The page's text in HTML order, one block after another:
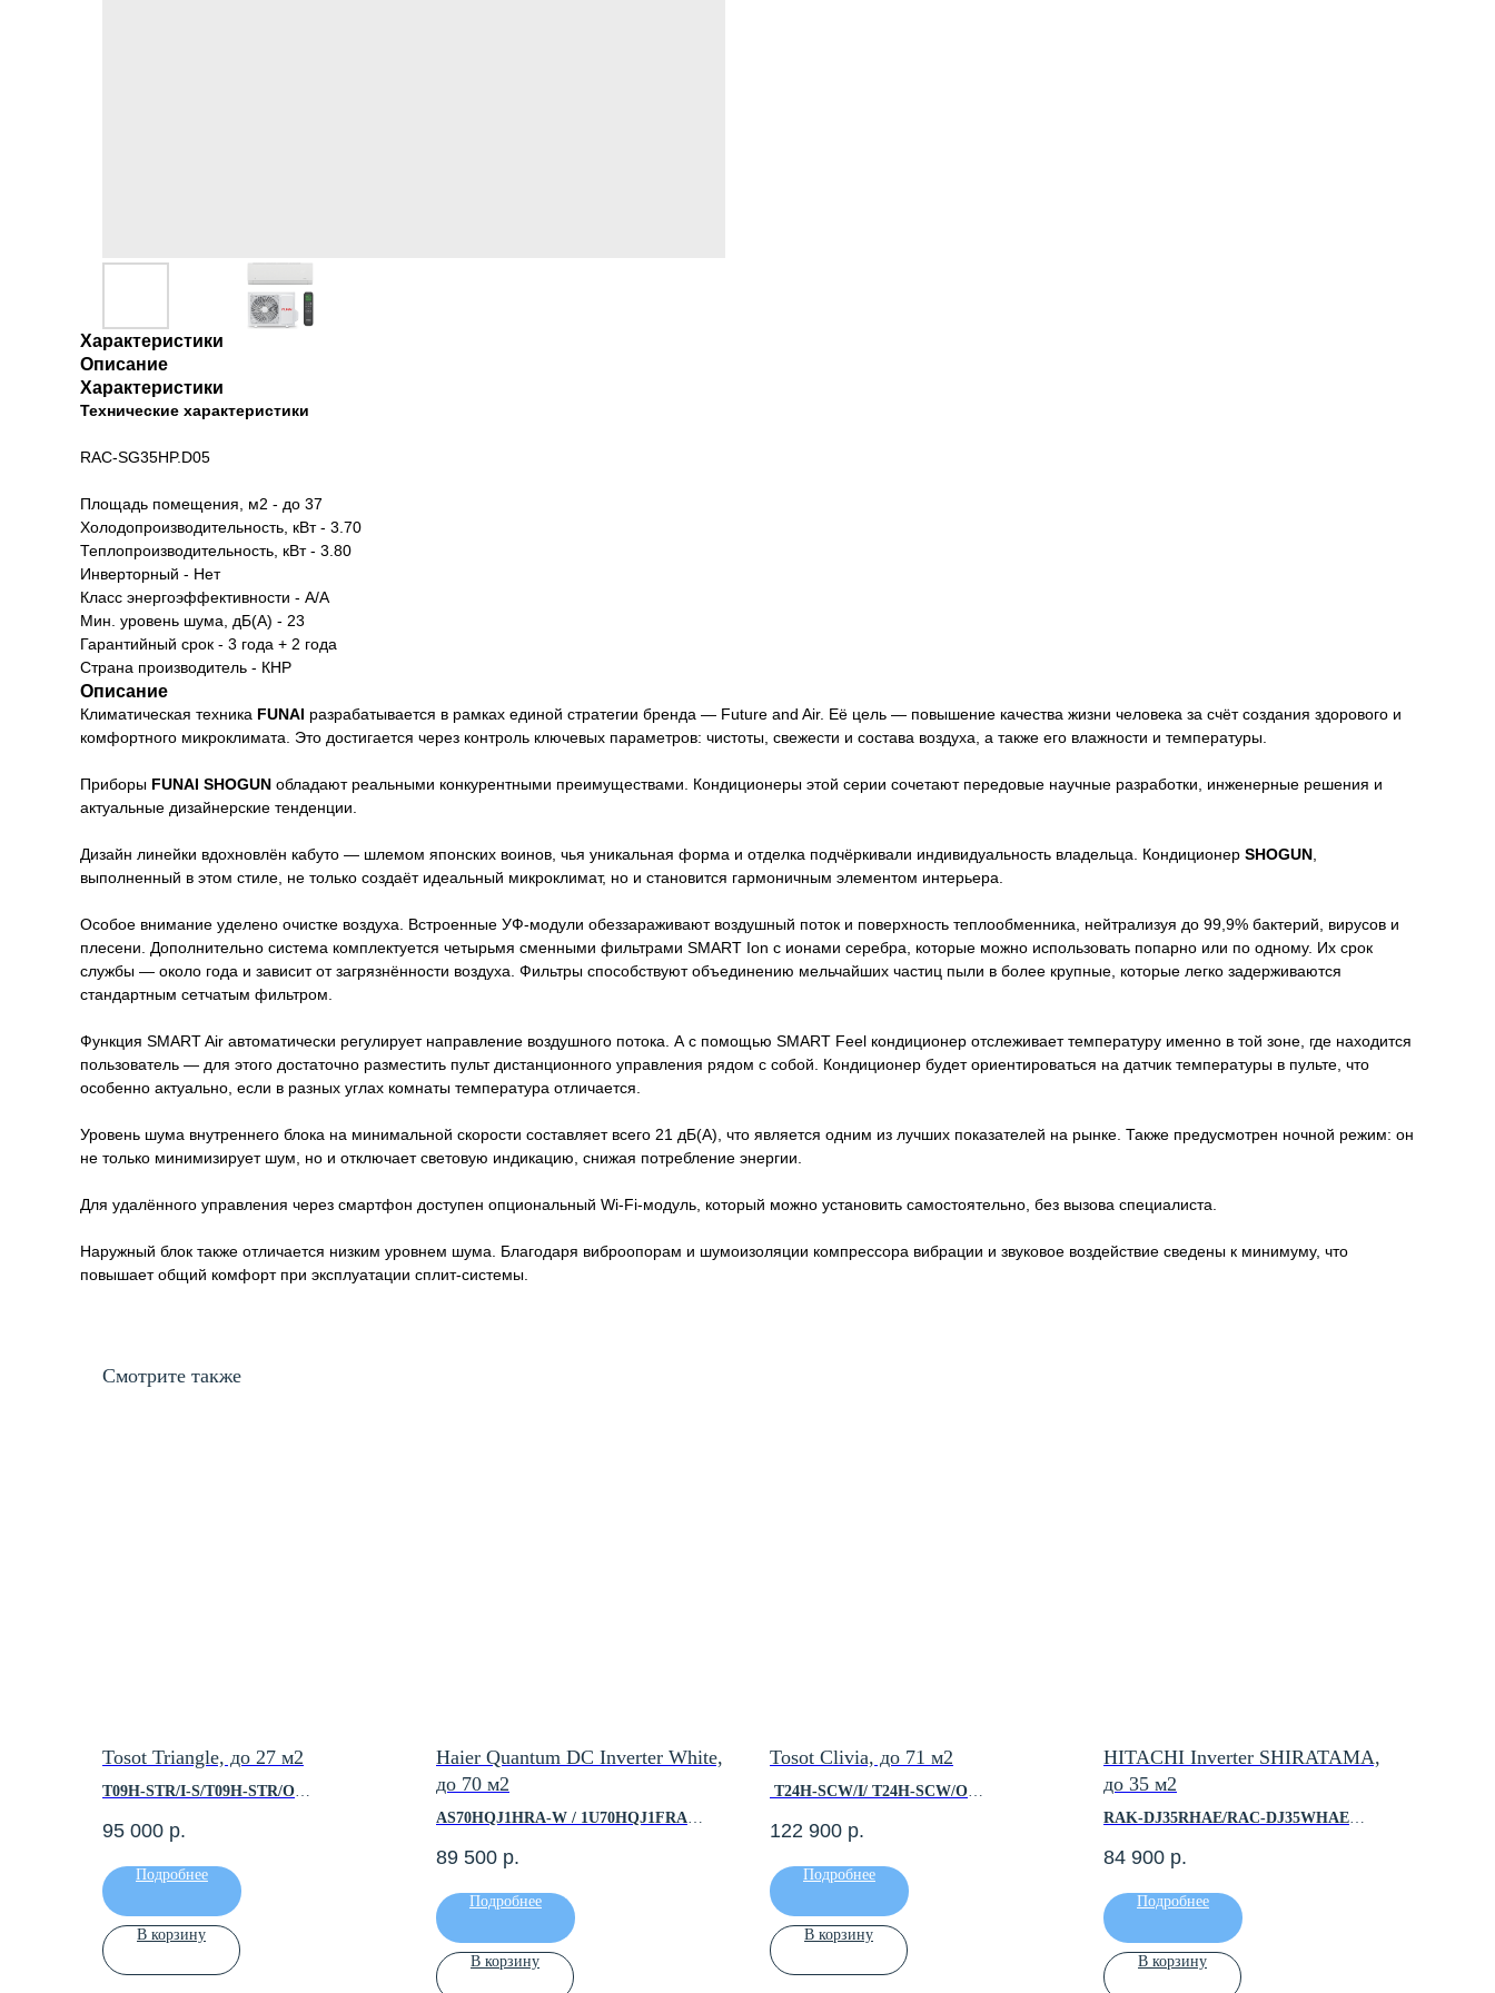
Характеристики
Описание
Характеристики
Технические характеристики
RAC-SG35HP.D05
Площадь помещения, м2 - до 37
Холодопроизводительность, кВт - 3.70
Теплопроизводительность, кВт - 3.80
Инверторный - Нет
Класс энергоэффективности - А/A
Мин. уровень шума, дБ(А) - 23
Гарантийный срок - 3 года + 2 года
Страна производитель - КНР
Описание
Климатическая техника FUNAI разрабатывается в рамках единой стратегии бренда — Future and Air. Её цель — повышение качества жизни человека за счёт создания здорового и
комфортного микроклимата. Это достигается через контроль ключевых параметров: чистоты, свежести и состава воздуха, а также его влажности и температуры.
Приборы FUNAI SHOGUN обладают реальными конкурентными преимуществами. Кондиционеры этой серии сочетают передовые научные разработки, инженерные решения и
актуальные дизайнерские тенденции.
Дизайн линейки вдохновлён кабуто — шлемом японских воинов, чья уникальная форма и отделка подчёркивали индивидуальность владельца. Кондиционер SHOGUN
выполненный в этом стиле, не только создаёт идеальный микроклимат, но и становится гармоничным элементом интерьера.
Особое внимание уделено очистке воздуха. Встроенные УФ-модули обеззараживают воздушный поток и поверхность теплообменника, нейтрализуя до 99,9% бактерий, вирусов и
плесени. Дополнительно система комплектуется четырьмя сменными фильтрами SMART Ion с ионами серебра, которые можно использовать попарно или по одному. Их срок
службы — около года и зависит от загрязнённости воздуха. Фильтры способствуют объединению мельчайших частиц пыли в более крупные, которые легко задерживаются
стандартным сетчатым фильтром.
Функция SMART Air автоматически регулирует направление воздушного потока. А с помощью SMART Feel кондиционер отслеживает температуру именно в той зоне, где находится
пользователь — для этого достаточно разместить пульт дистанционного управления рядом с собой. Кондиционер будет ориентироваться на датчик температуры в пульте, что
особенно актуально, если в разных углах комнаты температура отличается.
Уровень шума внутреннего блока на минимальной скорости составляет всего 21 дБ(А), что является одним из лучших показателей на рынке. Также предусмотрен ночной режим: он
не только минимизирует шум, но и отключает световую индикацию, снижая потребление энергии.
Для удалённого управления через смартфон доступен опциональный Wi-Fi-модуль, который можно установить самостоятельно, без вызова специалиста.
Наружный блок также отличается низким уровнем шума. Благодаря виброопорам и шумоизоляции компрессора вибрации и звуковое воздействие сведены к минимуму, что
повышает общий комфорт при эксплуатации сплит-системы.
Смотрите также
Tosot Triangle, до 27 м2
T09H-STR/I-S/T09H-STR/O
Площадь помещения, м2 — до 35
Теплопроизводительность, кВт — 3.60
Инверторный — Да
Класс энергоэффективности — А+++
Мин. уровень шума, дБ(А) — 19
Гарантийный срок — 3 года
95 000 р.
Подробнее
В корзину
Haier Quantum DC Inverter White,
до 70 м2
AS70HQJ1HRA-W / 1U70HQJ1FRA
Площадь помещения, м2 — до 70
Теплопроизводительность, кВт — 6.8
Инверторный — Да
Класс энергоэффективности — А
Мин. уровень шума, дБ(А) — 29
89 500 р.
Подробнее
В корзину
Tosot Clivia, до 71 м2
T24H-SCW/I/ T24H-SCW/O
Площадь помещения, м2 — до 71
Теплопроизводительность, кВт — 7.30
Инверторный — Да
Класс энергоэффективности — A++
Мин. уровень шума, дБ(А) — 27
Гарантийный срок — 4 года
122 900 р.
Подробнее
В корзину
HITACHI Inverter SHIRATAMA,
до 35 м2
RAK-DJ35RHAE/RAC-DJ35WHAE
Площадь помещения, м2 - до 35
Теплопроизводительность, кВт - 4.20
Инверторный - Да
Класс энергоэффективности - А++
Мин. уровень шума, дБ(А) - 20
84 900 р.
Подробнее
В корзину